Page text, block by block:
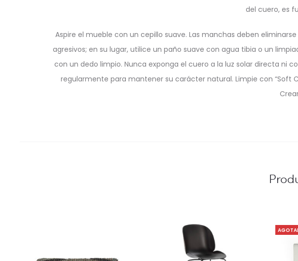
del cuero, es
Aspire el mueble con un cepillo suave. Las manchas deben
agresivos; en su lugar, utilice un paño suave con agua tibia o un
con un dedo limpio. Nunca exponga el cuero a la luz solar directa ni
regularmente para mantener su carácter natural. Limpie con “Soft